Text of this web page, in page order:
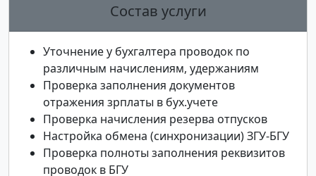
Состав услуги
Уточнение у бухгалтера проводок по
различным начислениям, удержаниям
Проверка заполнения документов
отражения зрплаты в бух.учете
Проверка начисления резерва отпусков
Настройка обмена (синхронизации) ЗГУ-БГУ
Проверка полноты заполнения реквизитов
проводок в БГУ